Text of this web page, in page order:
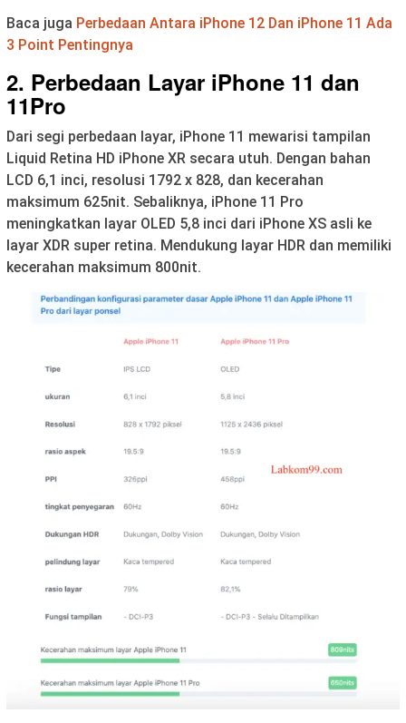
Baca juga Perbedaan Antara iPhone 12 Dan iPhone 11 Ada
3 Point Pentingnya
2. Perbedaan Layar iPhone 11 dan
11Pro
Dari segi perbedaan layar, iPhone 11 mewarisi tampilan
Liquid Retina HD iPhone XR secara utuh. Dengan bahan
LCD 6,1 inci, resolusi 1792 x 828, dan kecerahan
maksimum 625nit. Sebaliknya, iPhone 11 Pro
meningkatkan layar OLED 5,8 inci dari iPhone XS asli ke
layar XDR super retina. Mendukung layar HDR dan memiliki
kecerahan maksimum 800nit.